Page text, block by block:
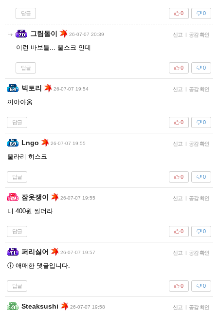
답글 0
0
그림돌이 26-07-07 20:39 신고 | 공감 확인
이런 바보들... 울스크 인데
답글 0
0
빅토리 26-07-07 19:54 신고 | 공감 확인
끼야아욹
답글 0
0
Lngo 26-07-07 19:55 신고 | 공감 확인
울라리 히스크
답글 0
0
잠옷쟁이 26-07-07 19:55 신고 | 공감 확인
니 400원 쩔더라
답글 0
0
퍼리싫어 26-07-07 19:57 신고 | 공감 확인
ⓘ 애매한 댓글입니다.
답글 0
0
Steaksushi 26-07-07 19:58 신고 | 공감 확인